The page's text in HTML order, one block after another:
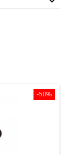
-50%